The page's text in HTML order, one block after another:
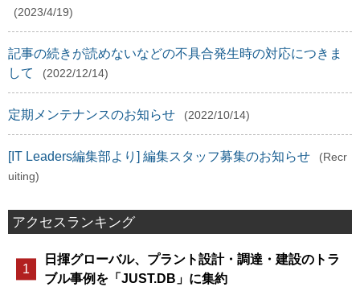
(2023/4/19)
記事の続きが読めないなどの不具合発生時の対応につきま
して
(2022/12/14)
定期メンテナンスのお知らせ (2022/10/14)
[IT Leaders編集部より] 編集スタッフ募集のお知らせ
(Recr
uiting)
アクセスランキング
日揮グローバル、プラント設計・調達・建設のトラ
ブル事例を「JUST.DB」に集約